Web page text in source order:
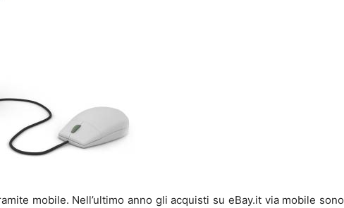
mobile. Nell’ultimo anno gli acquisti su eBay.it via mobile sono